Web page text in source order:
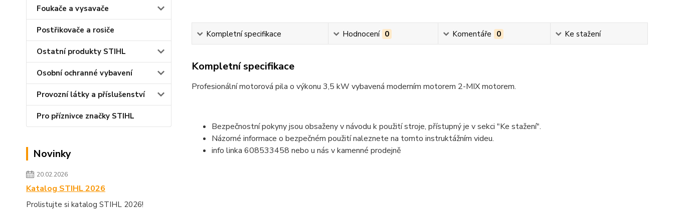
Foukače a vysavače
Postřikovače a rosiče
Ostatní produkty STIHL
Osobní ochranné vybavení
Provozní látky a příslušenství
Pro příznivce značky STIHL
Novinky
20.02.2026
Katalog STIHL 2026
Prolistujte si katalog STIHL 2026!
Kompletní specifikace Hodnocení 0 Komentáře 0 Ke stažení
Kompletní specifikace
Profesionální motorová pila o výkonu 3,5 kW vybavená moderním motorem 2-MIX motorem.
Bezpečnostní pokyny jsou obsaženy v návodu k použití stroje, přístupný je v sekci "Ke stažení".
Názorné informace o bezpečném použití naleznete na tomto instruktážním videu.
info linka 608533458 nebo u nás v kamenné prodejně